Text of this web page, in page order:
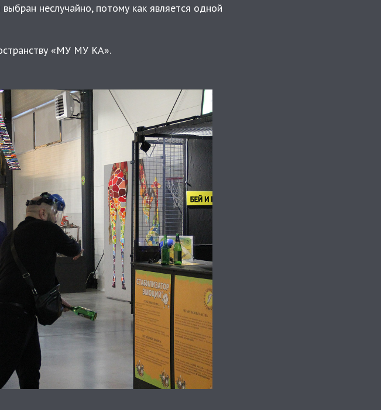
неслучайно, потому как является одной
«МУ МУ КА».